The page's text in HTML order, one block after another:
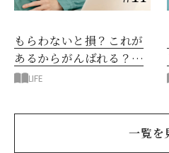
もらわないと損？これが
あるからがんばれる？定
年女子の「退職金」問題
LIFE
一覧を